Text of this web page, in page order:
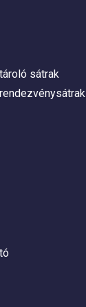
sátrak